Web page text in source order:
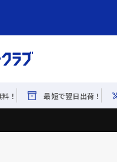
！ 最短で翌日出荷！